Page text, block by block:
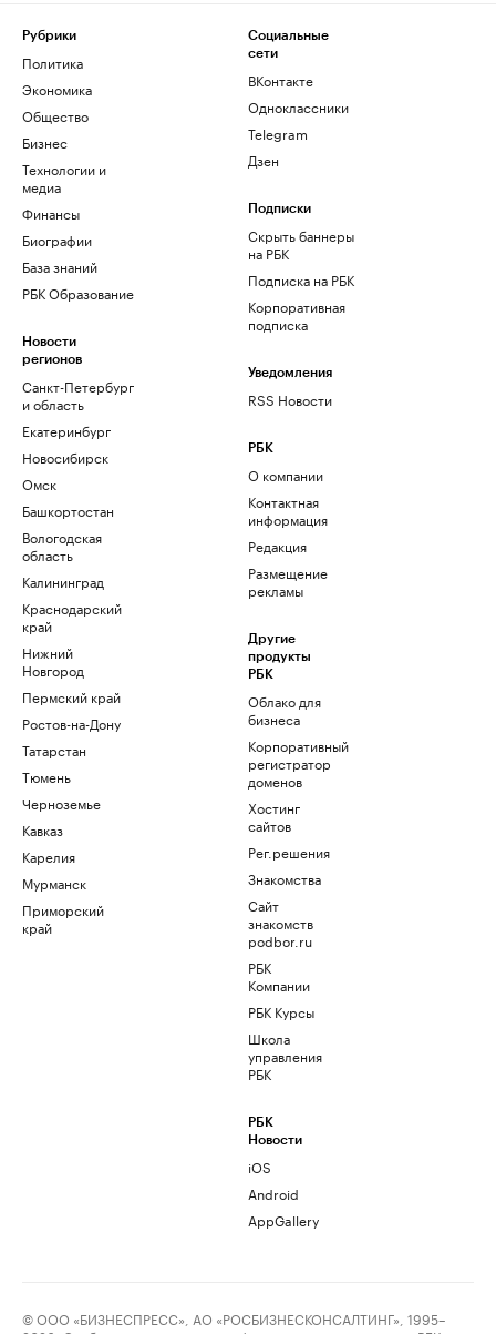
Рубрики
Политика
Экономика
Общество
Бизнес
Технологии и
медиа
Финансы
Биографии
База знаний
РБК Образование
Новости
регионов
Санкт-Петербург
и область
Екатеринбург
Новосибирск
Омск
Башкортостан
Вологодская
область
Калининград
Краснодарский
край
Нижний
Новгород
Пермский край
Ростов-на-Дону
Татарстан
Тюмень
Черноземье
Кавказ
Карелия
Мурманск
Приморский
край
Социальные
сети
ВКонтакте
Одноклассники
Telegram
Дзен
Подписки
Скрыть баннеры
на РБК
Подписка на РБК
Корпоративная
подписка
Уведомления
RSS Новости
РБК
О компании
Контактная
информация
Редакция
Размещение
рекламы
Другие
продукты
РБК
Облако для
бизнеса
Корпоративный
регистратор
доменов
Хостинг
сайтов
Рег.решения
Знакомства
Сайт
знакомств
podbor.ru
РБК
Компании
РБК Курсы
Школа
управления
РБК
РБК
Новости
iOS
Android
AppGallery
© ООО «БИЗНЕСПРЕСС», АО «РОСБИЗНЕСКОНСАЛТИНГ», 1995–